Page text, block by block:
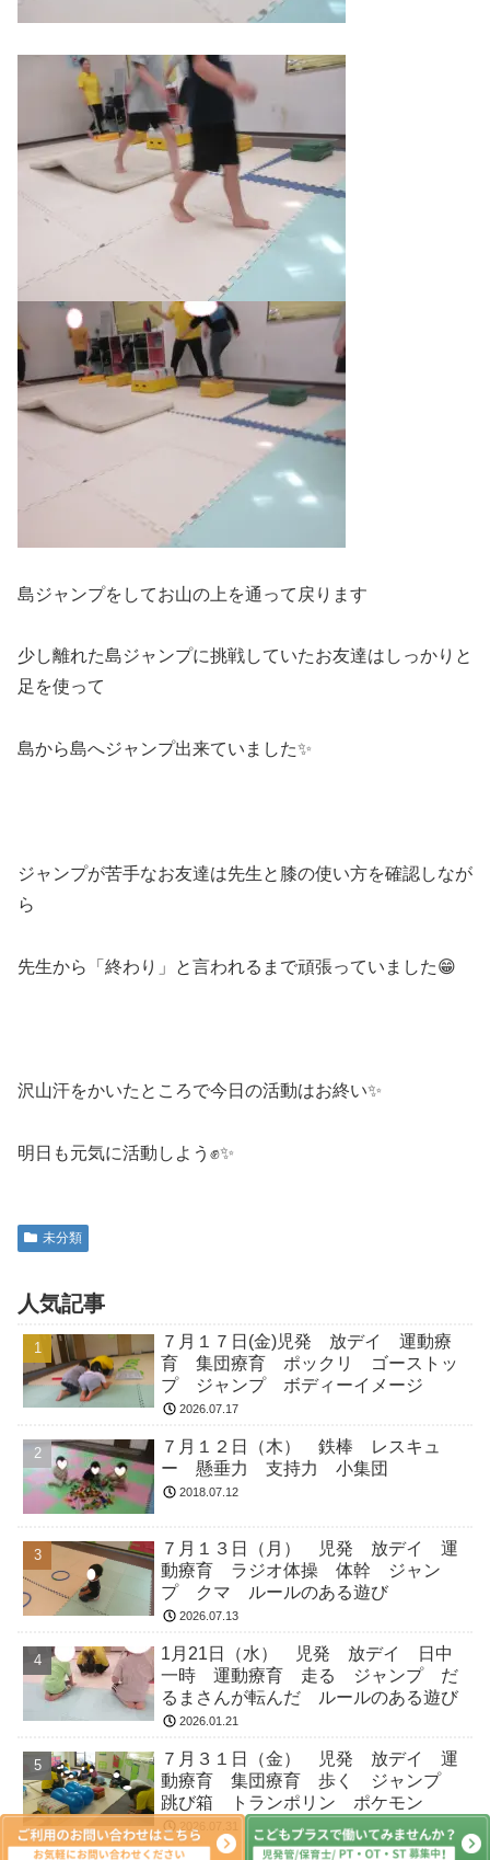
島ジャンプをしてお山の上を通って戻ります
少し離れた島ジャンプに挑戦していたお友達はしっかりと
足を使って
島から島へジャンプ出来ていました✨
ジャンプが苦手なお友達は先生と膝の使い方を確認しなが
ら
先生から「終わり」と言われるまで頑張っていました😁
沢山汗をかいたところで今日の活動はお終い✨
明日も元気に活動しよう✊✨
未分類
人気記事
７月１７日(金)児発 放デイ 運動療
育 集団療育 ポックリ ゴーストッ
プ ジャンプ ボディーイメージ
2026.07.17
７月１２日（木） 鉄棒 レスキュ
ー 懸垂力 支持力 小集団
2018.07.12
７月１３日（月） 児発 放デイ 運
動療育 ラジオ体操 体幹 ジャン
プ クマ ルールのある遊び
2026.07.13
1月21日（水） 児発 放デイ 日中
一時 運動療育 走る ジャンプ だ
るまさんが転んだ ルールのある遊び
2026.01.21
７月３１日（金） 児発 放デイ 運
動療育 集団療育 歩く ジャンプ
跳び箱 トランポリン ポケモン
2026.07.31